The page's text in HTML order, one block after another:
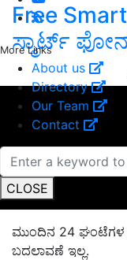
More Links
About us
Directory
Our Team
Contact
CLOSE
Free
ಸ್ಮಾರ್ಟ್‌
ಮುಂದಿನ 24 ಘಂಟೆಗಳ
ಬದಲಾವಣೆ ಇಲ್ಲ.